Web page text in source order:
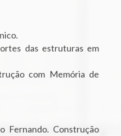
das estruturas em
com Memória de
Fernando. Construção